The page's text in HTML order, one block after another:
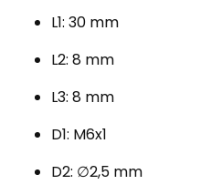
L1: 30 mm
L2: 8 mm
L3: 8 mm
D1: M6x1
D2: ∅2,5 mm